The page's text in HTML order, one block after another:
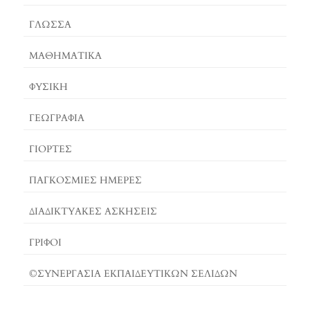
O S
ΓΛΏΣΣΑ
ΜΑΘΗΜΑΤΙΚΆ
ΦΥΣΙΚΗ
ΓΕΩΓΡΑΦΊΑ
ΓΙΟΡΤΈΣ
ΠΑΓΚΟΣΜΙΕΣ ΗΜΕΡΕΣ
ΔΙΑΔΙΚΤΥΑΚΈΣ ΑΣΚΉΣΕΙΣ
ΓΡΙΦΟΙ
©ΣΥΝΕΡΓΑΣΙΑ ΕΚΠΑΙΔΕΥΤΙΚΩΝ ΣΕΛΙΔΩΝ